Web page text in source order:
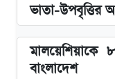
ভাতা-উপবৃত্তির
মালয়েশিয়াকে
বাংলাদেশ